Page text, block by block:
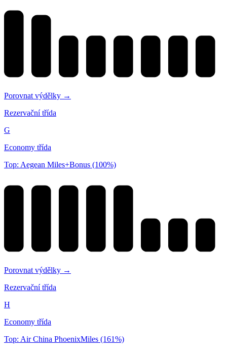
Porovnat výdělky →
Rezervační třída
G
Economy třída
Top: Aegean Miles+Bonus (100%)
Porovnat výdělky →
Rezervační třída
H
Economy třída
Top: Air China PhoenixMiles (161%)